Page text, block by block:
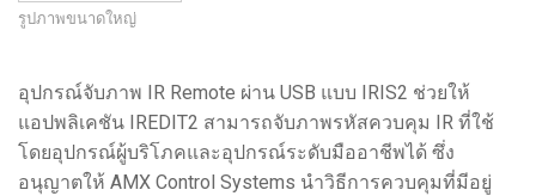
รูปภาพขนาดใหญ่
อุปกรณ์จับภาพ IR Remote ผ่าน USB แบบ IRIS2 ช่วยให้
แอปพลิเคชัน IREDIT2 สามารถจับภาพรหัสควบคุม IR ที่ใช้
โดยอุปกรณ์ผู้บริโภคและอุปกรณ์ระดับมืออาชีพได้ ซึ่ง
อนุญาตให้ AMX Control Systems นำวิธีการควบคุมที่มีอยู่